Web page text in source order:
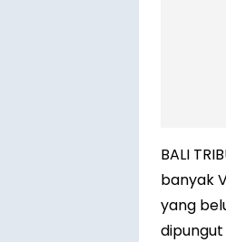
BALI
banyak
yang